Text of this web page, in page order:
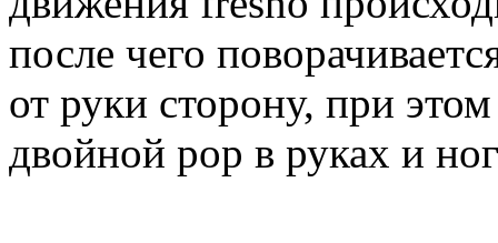
после чего
от руки сторону, при
двойной pop в руках и